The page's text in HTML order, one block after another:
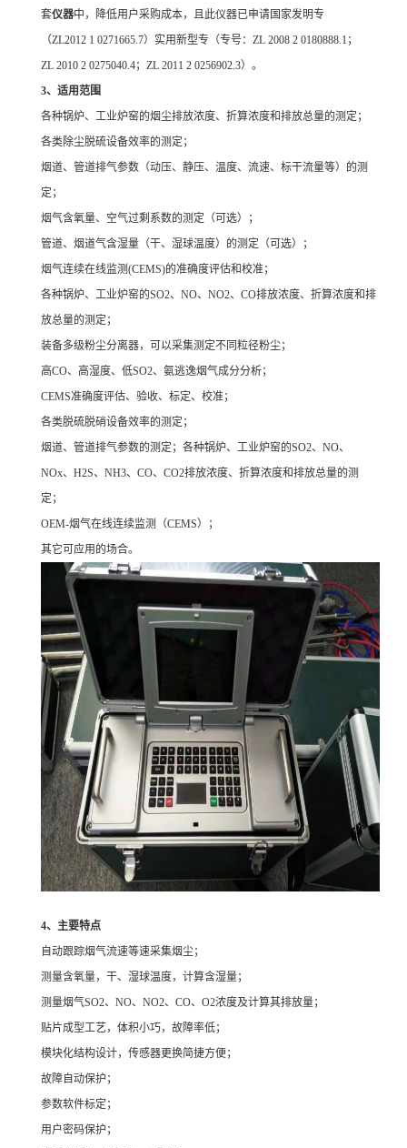
套仪器中，降低用户采购成本，且此仪器已申请国家发明专
（ZL2012 1 0271665.7）实用新型专（专号：ZL 2008 2 0180888.1；
ZL 2010 2 0275040.4；ZL 2011 2 0256902.3）。
3、适用范围
各种锅炉、工业炉窑的烟尘排放浓度、折算浓度和排放总量的测定；
各类除尘脱硫设备效率的测定；
烟道、管道排气参数（动压、静压、温度、流速、标干流量等）的测
定；
烟气含氧量、空气过剩系数的测定（可选）；
管道、烟道气含湿量（干、湿球温度）的测定（可选）；
烟气连续在线监测(CEMS)的准确度评估和校准；
各种锅炉、工业炉窑的SO2、NO、NO2、CO排放浓度、折算浓度和排
放总量的测定；
装备多级粉尘分离器，可以采集测定不同粒径粉尘；
高CO、高湿度、低SO2、氨逃逸烟气成分分析；
CEMS准确度评估、验收、标定、校准；
各类脱硫脱硝设备效率的测定；
烟道、管道排气参数的测定；各种锅炉、工业炉窑的SO2、NO、
NOx、H2S、NH3、CO、CO2排放浓度、折算浓度和排放总量的测
定；
OEM-烟气在线连续监测（CEMS）；
其它可应用的场合。
4、主要特点
自动跟踪烟气流速等速采集烟尘；
测量含氧量，干、湿球温度，计算含湿量；
测量烟气SO2、NO、NO2、CO、O2浓度及计算其排放量；
贴片成型工艺，体积小巧，故障率低；
模块化结构设计，传感器更换简捷方便；
故障自动保护；
参数软件标定；
用户密码保护；